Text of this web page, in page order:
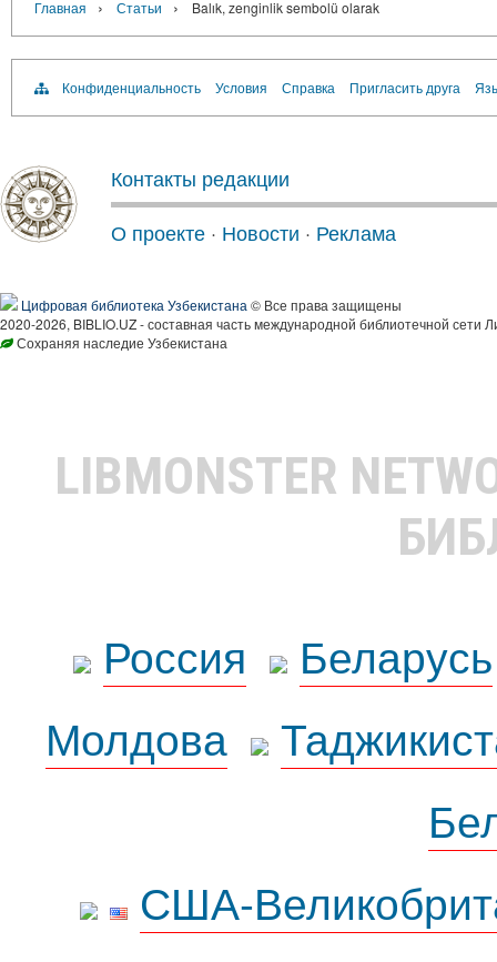
Главная › Статьи › Balık, zenginlik sembolü olarak
Конфиденциальность Условия Справка Пригласить друга
Контакты редакции
О проекте · Новости · Реклама
Цифровая библиотека Узбекистана © Все права защищены
2020-2026, BIBLIO.UZ - составная часть международной библиотечной сети
Сохраняя наследие Узбекистана
LIBMONSTER
Россия
Беларусь
Молдова
США-